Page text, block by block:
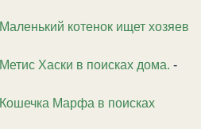
Маленький котенок ищет хозяев
Метис Хаски в поисках дома. -
Кошечка Марфа в поисках